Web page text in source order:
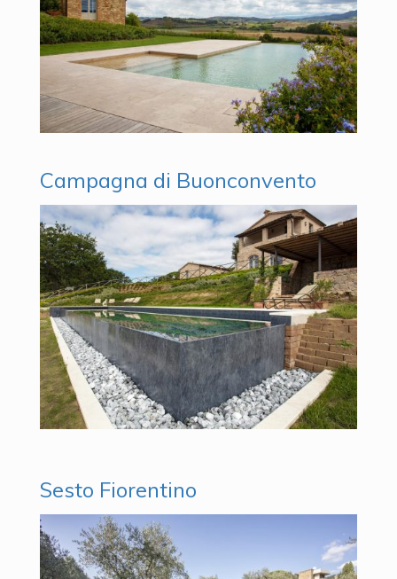
Campagna di Buonconvento
Sesto Fiorentino